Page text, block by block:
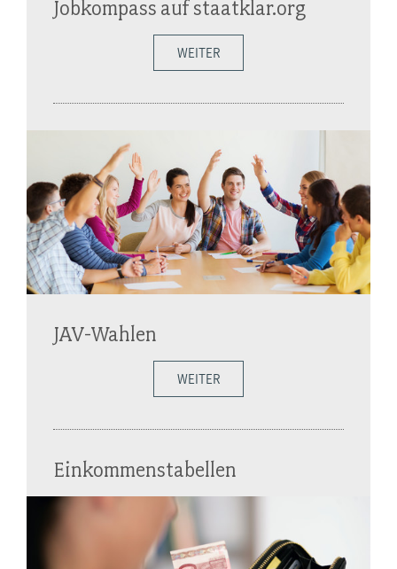
Jobkompass auf staatklar.org
WEITER
JAV-Wahlen
WEITER
Einkommenstabellen